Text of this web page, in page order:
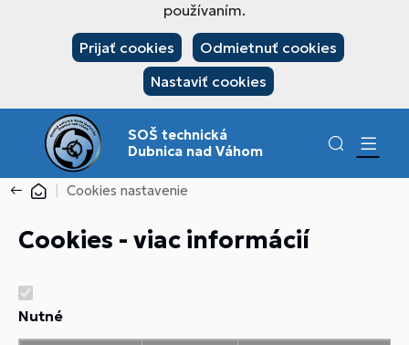
používaním.
Prijať cookies
Odmietnuť cookies
Nastaviť cookies
SOŠ technická
Dubnica nad Váhom
Cookies nastavenie
Cookies - viac informácií
Nutné